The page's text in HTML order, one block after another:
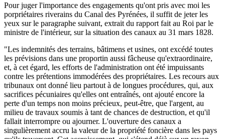
Pour juger l'importance des engagements qu'ont pris avec moi les
porpriétaires riverains du Canal des Pyrénées, il suffit de jeter les
yeux sur le paragraphe suivant, extrait du rapport fait au Roi par le
ministre de l'intérieur, sur la situation des canaux au 31 mars 1828.
"Les indemnités des terrains, bâtimens et usines, ont excédé toutes
les prévisions dans une proportin aussi fâcheuse qu'extraordinaire,
et, à cet égard, les efforts de l'administration ont été impuissants
contre les prétentions immodérées des propriétaires. Les recours aux
tribunaux ont donné lieu partout à de longues procédures, qui, aux
sacrifices pécuniaires qu'elles ont entraînés, ont ajouté encore la
perte d'un temps non moins précieux, peut-être, que l'argent, au
milieu de travaux soumis à tant de chances de destruction, et qu'il
fallait interrompre ou ajourner. L'ouverture des canaux a
singulièrement accru la valeur de la propriété foncière dans les pays